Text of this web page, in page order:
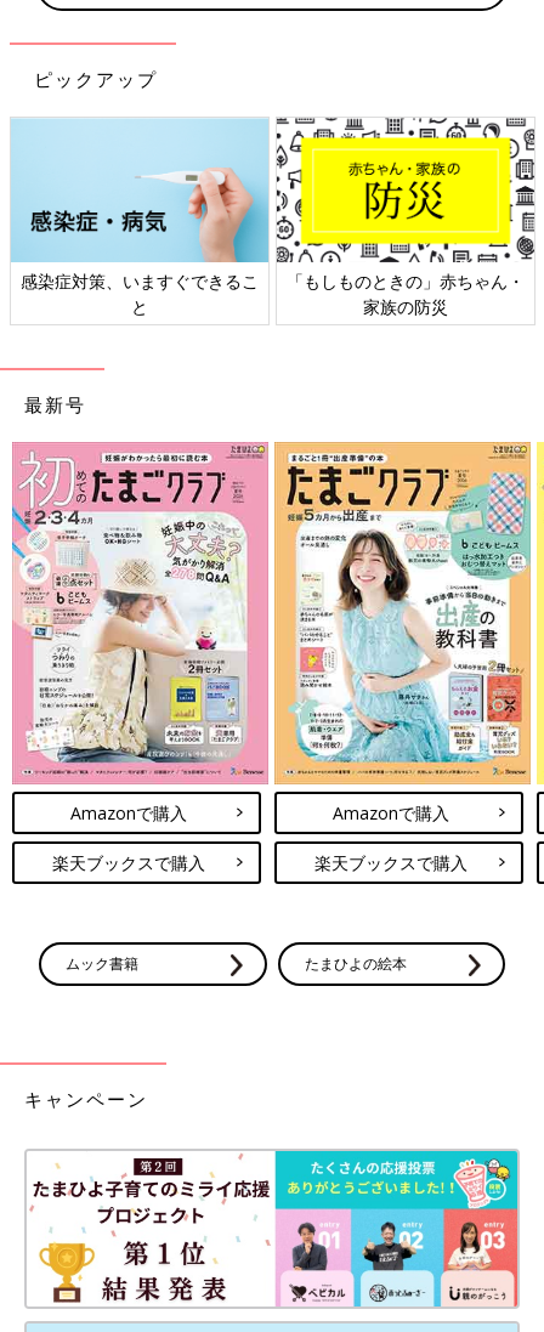
ピックアップ
感染症対策、いますぐできるこ
と
「もしものときの」赤ちゃん・
家族の防災
最新号
Amazonで購入
楽天ブックスで購入
Amazonで購入
楽天ブックスで購入
ムック書籍 たまひよの絵本
キャンペーン